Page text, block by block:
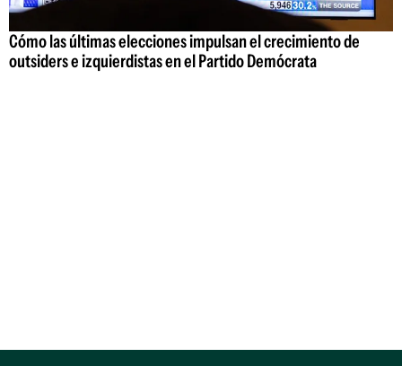
Cómo las últimas elecciones impulsan el crecimiento de
outsiders e izquierdistas en el Partido Demócrata